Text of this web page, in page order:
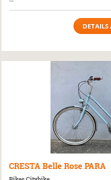
DETAILS
CRESTA Belle Rose PARA